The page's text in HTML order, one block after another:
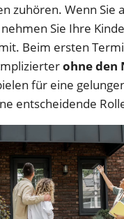
zuhören. Wenn Sie
Sie Ihre
Beim ersten
ohne den
für eine
entscheidende